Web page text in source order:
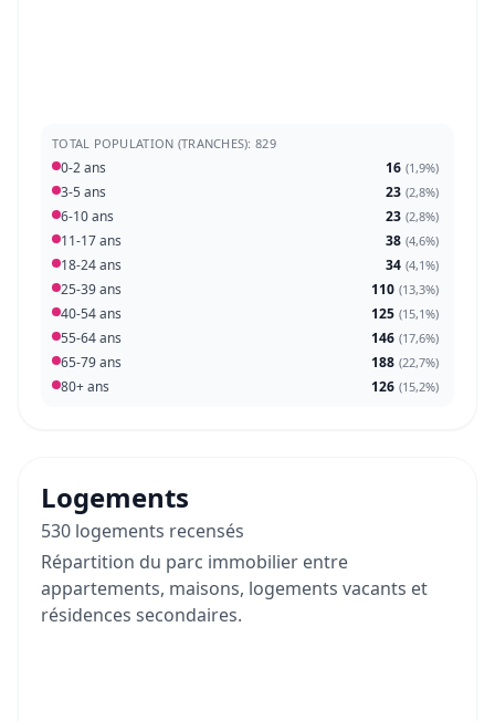
TOTAL POPULATION (TRANCHES): 829
0-2 ans 16 (1,9%)
3-5 ans 23 (2,8%)
6-10 ans 23 (2,8%)
11-17 ans 38 (4,6%)
18-24 ans 34 (4,1%)
25-39 ans 110 (13,3%)
40-54 ans 125 (15,1%)
55-64 ans 146 (17,6%)
65-79 ans 188 (22,7%)
80+ ans 126 (15,2%)
Logements
530 logements recensés
Répartition du parc immobilier entre
appartements, maisons, logements vacants et
résidences secondaires.